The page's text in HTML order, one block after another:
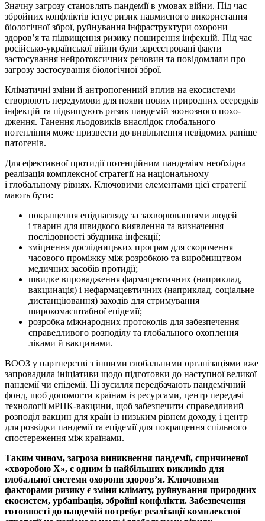
Значну загрозу становлять пандемії в умовах війни. Під час
збройних конфліктів існує ризик навмисного використання
біологічної зброї, руйнування інфраструктури охорони
здоров’я та підвищення ризику поширення інфекцій. Під час
російсько-укра­їнської війни були зареєстровані факти
застосування нейротоксичних речовин та повідомляли про
загрозу застосування біологічної зброї.
Кліматичні зміни й антропогенний вплив на екосистеми
створюють передумови для появи нових природних осередків
інфекцій та підвищують ризик пандемій зоонозного похо­
дження. Танення льодовиків внаслідок глобального
потепління може призвести до вивільнення невідомих раніше
патогенів.
Для ефективної протидії потенційним пандеміям необхідна
реалізація комплексної стратегії на націо­нальному
і глобальному рівнях. Ключовими елементами цієї стратегії
мають бути:
покращення епіднагляду за захворюваннями людей
і тварин для швидкого виявлення та визначення
послідовності збудника інфекції;
зміцнення дослідницьких програм для скорочення
часового проміжку між розробкою та виробництвом
медичних засобів протидії;
швидке впрова­дження фармацевтичних (наприклад,
вакцинація) і нефармацевтичних (наприклад, соціальне
дистанціювання) заходів для стримування
широкомасштабної епідемії;
розробка міжнародних протоколів для забезпечення
справедливого розподілу та глобального охоплення
ліками й вакцинами.
ВООЗ у партнерстві з іншими глобальними організаціями вже
запровадила ініціативи щодо підготовки до наступної великої
пандемії чи епідемії. Ці зусилля передбачають пандемічний
фонд, щоб допомогти країнам із ресурсами, центр передачі
технології мРНК-вакцини, щоб забезпечити справедливий
розподіл вакцин для країн із низьким рівнем доходу, і центр
для розвідки пандемії та епідемії для покращення спільного
спостереження між країнами.
Таким чином, загроза виникнення пандемії, спричиненої
«хворобою X», є одним із найбільших викликів для
глобальної системи охорони здоров’я. Ключовими
факторами ризику є зміни клімату, руйнування природних
екосистем, урбанізація, збройні конфлікти. Забезпечення
готовності до пандемій потребує реалізації комплексної